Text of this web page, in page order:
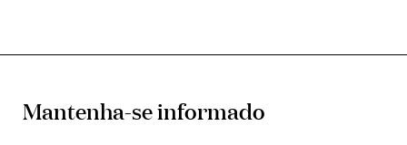
Mantenha-se informado